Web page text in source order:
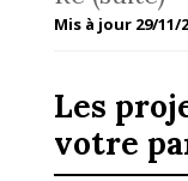
Mis à jour 29/11/
Les
votre